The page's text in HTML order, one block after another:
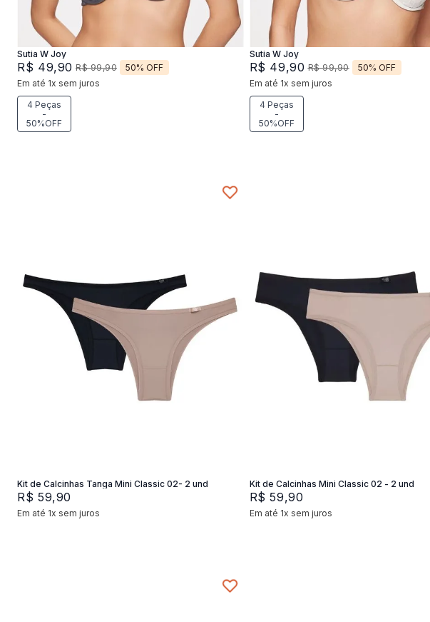
Sutia W Joy
R$ 49,90 R$ 99,90 50% OFF
Em até 1x sem juros
4 Peças
-
50%OFF
Sutia W Joy
R$ 49,90 R$ 99,90 50% OFF
Em até 1x sem juros
4 Peças
-
50%OFF
Kit de Calcinhas Tanga Mini Classic 02- 2 und
R$ 59,90
Em até 1x sem juros
Kit de Calcinhas Mini Classic 02 - 2 und
R$ 59,90
Em até 1x sem juros